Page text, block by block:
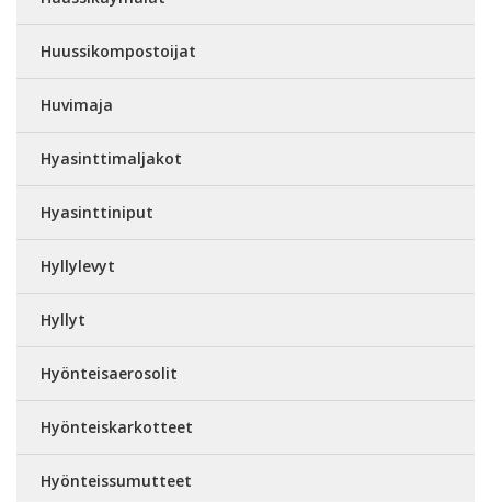
Huussikompostoijat
Huvimaja
Hyasinttimaljakot
Hyasinttiniput
Hyllylevyt
Hyllyt
Hyönteisaerosolit
Hyönteiskarkotteet
Hyönteissumutteet